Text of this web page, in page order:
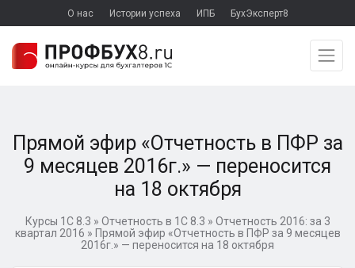
О нас Истории успеха ИПБ БухЭксперт8
Прямой эфир «Отчетность в ПФР за
9 месяцев 2016г.» — переносится
на 18 октября
Курсы 1С 8.3 » Отчетность в 1С 8.3 » Отчетность 2016: за 3
квартал 2016 » Прямой эфир «Отчетность в ПФР за 9 месяцев
2016г.» — переносится на 18 октября